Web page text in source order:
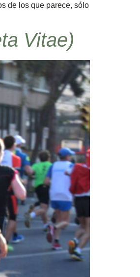
de los que parece, sólo
Vitae)